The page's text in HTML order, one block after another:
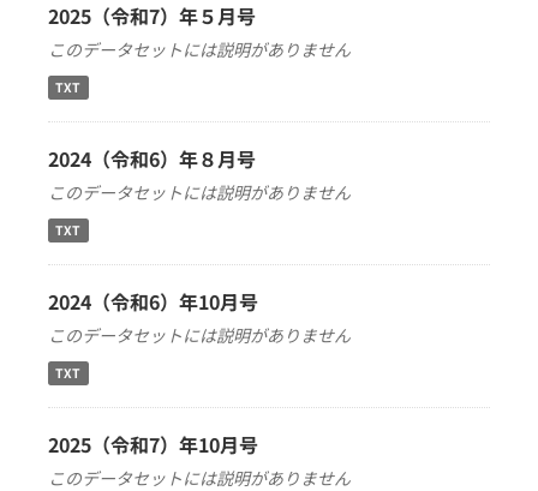
2025（令和7）年５月号
このデータセットには説明がありません
TXT
2024（令和6）年８月号
このデータセットには説明がありません
TXT
2024（令和6）年10月号
このデータセットには説明がありません
TXT
2025（令和7）年10月号
このデータセットには説明がありません